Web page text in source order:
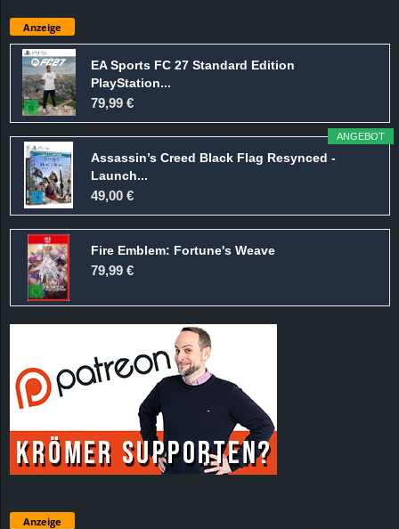
Anzeige
EA Sports FC 27 Standard Edition
PlayStation...
79,99 €
ANGEBOT
Assassin’s Creed Black Flag Resynced -
Launch...
49,00 €
Fire Emblem: Fortune's Weave
79,99 €
Anzeige